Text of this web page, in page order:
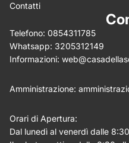
(Allega .gif, .jpg, .png
Annulla
Contatti
Telefono: 0854311785
Whatsapp: 3205312149
Informazioni:
Amministrazione:
Orari di Apertura:
Dal lunedì al venerdì dalle